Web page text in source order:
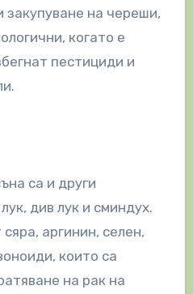
закупуване на череши,
когато е
пестициди и
са и други
див лук и сминдух.
аргинин, селен,
които са
на рак на